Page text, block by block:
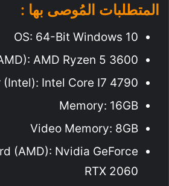
المتطلبات المُوصى بها :
OS: 64-Bit Windows 10
AMD Ryzen 5 3600
(Intel): Intel Core I7 4790
Memory: 16GB
Video Memory: 8GB
(AMD): Nvidia GeForce
RTX 2060